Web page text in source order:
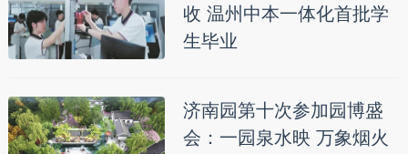
收 温州中本一体化首批学
生毕业
济南园第十次参加园博盛
会：一园泉水映 万象烟火